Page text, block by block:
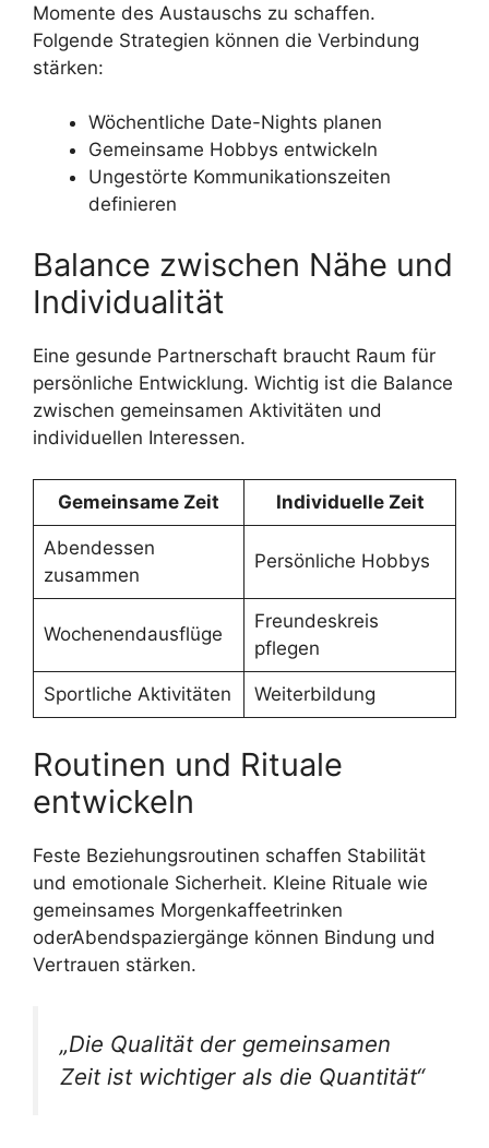
Momente des Austauschs zu schaffen.
Folgende Strategien können die Verbindung
stärken:
Wöchentliche Date-Nights planen
Gemeinsame Hobbys entwickeln
Ungestörte Kommunikationszeiten
definieren
Balance zwischen Nähe und
Individualität
Eine gesunde Partnerschaft braucht Raum für
persönliche Entwicklung. Wichtig ist die Balance
zwischen gemeinsamen Aktivitäten und
individuellen Interessen.
Gemeinsame Zeit Individuelle Zeit
Abendessen
zusammen
Persönliche Hobbys
Wochenendausflüge
Freundeskreis
pflegen
Sportliche Aktivitäten Weiterbildung
Routinen und Rituale
entwickeln
Feste Beziehungsroutinen schaffen Stabilität
und emotionale Sicherheit. Kleine Rituale wie
gemeinsames Morgenkaffeetrinken
oderAbendspaziergänge können Bindung und
Vertrauen stärken.
„Die Qualität der gemeinsamen
Zeit ist wichtiger als die Quantität“